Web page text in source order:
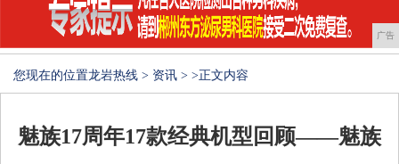
广告
您现在的位置龙岩热线 > 资讯 > >正文内容
魅族17周年17款经典机型回顾——魅族